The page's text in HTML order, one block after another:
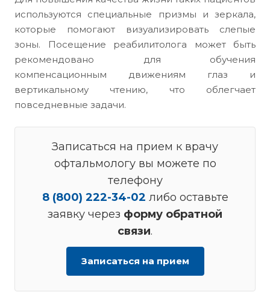
используются специальные призмы и зеркала,
которые помогают визуализировать слепые
зоны. Посещение реабилитолога может быть
рекомендовано для обучения
компенсационным движениям глаз и
вертикальному чтению, что облегчает
повседневные задачи.
Записаться на прием к врачу
офтальмологу вы можете по
телефону
8 (800) 222-34-02 либо оставьте
заявку через форму обратной
связи.
Записаться на прием